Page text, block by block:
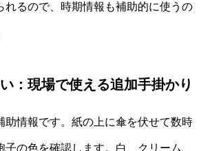
れるので、時期情報も補助的に使うの
：現場で使える追加手掛かり
助情報です。紙の上に傘を伏せて数時
子の色を確認します。白、クリーム、